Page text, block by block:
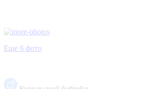
Еще 6 фото